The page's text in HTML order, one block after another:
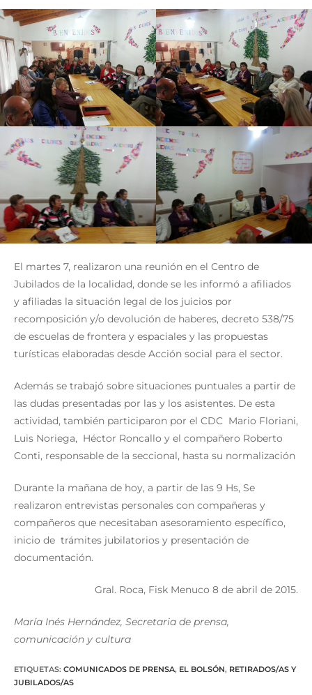
El martes 7, realizaron una reunión en el Centro de
Jubilados de la localidad, donde se les informó a afiliados
y afiliadas la situación legal de los juicios por
recomposición y/o devolución de haberes, decreto 538/75
de escuelas de frontera y espaciales y las propuestas
turísticas elaboradas desde Acción social para el sector.
Además se trabajó sobre situaciones puntuales a partir de
las dudas presentadas por las y los asistentes. De esta
actividad, también participaron por el CDC Mario Floriani,
Luis Noriega, Héctor Roncallo y el compañero Roberto
Conti, responsable de la seccional, hasta su normalización
Durante la mañana de hoy, a partir de las 9 Hs, Se
realizaron entrevistas personales con compañeras y
compañeros que necesitaban asesoramiento específico,
inicio de trámites jubilatorios y presentación de
documentación.
Gral. Roca, Fisk Menuco 8 de abril de 2015.
María Inés Hernández, Secretaria de prensa,
comunicación y cultura
ETIQUETAS: COMUNICADOS DE PRENSA, EL BOLSÓN, RETIRADOS/AS Y
JUBILADOS/AS